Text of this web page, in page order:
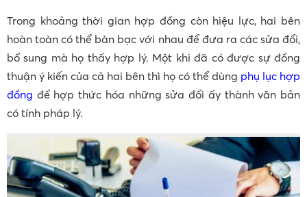
Trong khoảng thời gian hợp đồng còn hiệu lực, hai bên
hoàn toàn có thể bàn bạc với nhau để đưa ra các sửa đổi,
bổ sung mà họ thấy hợp lý. Một khi đã có được sự đồng
thuận ý kiến của cả hai bên thì họ có thể dùng phụ lục hợp
đồng để hợp thức hóa những sửa đổi ấy thành văn bản
có tính pháp lý.